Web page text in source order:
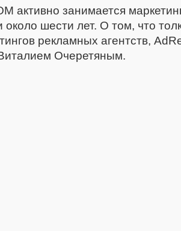
активно занимается
около шести лет. О том, что
рекламных агентств,
Очеретяным.